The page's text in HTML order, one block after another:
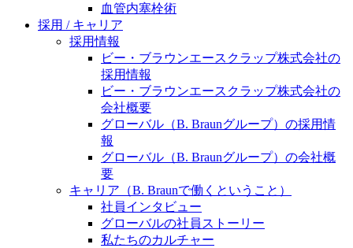
販売代理店さま向け情報​
お問合せ先、価格情報、E-Shopのご案内など販売店さ
ま向けの情報スペースです。
水頭症について
「水頭症」とはどのような疾患なのでしょう。成人に
多い水頭症と、小児に多い水頭症の特徴と症状、検査
や治療法など「水頭症」の概要を知っていただくこと
ができます。
エースクラップアカデミー
医療に携わるあらゆる方々に、学びと情報共有の場を
提供していくことを目指します。
血管内塞栓術
採用 / キャリア
採用情報
ビー・ブラウンエースクラップ株式会社の
採用情報
ビー・ブラウンエースクラップ株式会社の
会社概要
グローバル（B. Braunグループ）の採用情
報
グローバル（B. Braunグループ）の会社概
要
キャリア（B. Braunで働くということ）
社員インタビュー
グローバルの社員ストーリー
私たちのカルチャー